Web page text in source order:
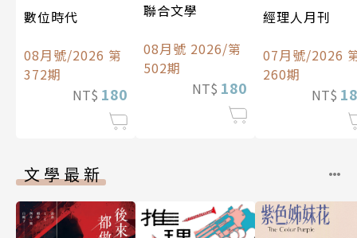
數位時代
08月號/2026 第
372期
NT$ 180
聯合文學
08月號 2026/第
502期
NT$ 180
經理人月刊
07月號/2026
260期
NT$
文學最新